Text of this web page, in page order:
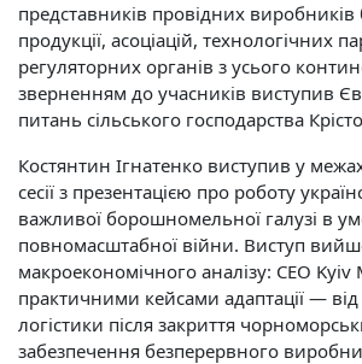
представників провідних
продукції, асоціацій, технологічних
регуляторних органів з усього
зверненням до учасників виступив
питань сільського господарства
Костянтин Ігнатенко виступив у
сесії з презентацією про роботу
важливої борошномельної галузі в
повномасштабної війни. Виступ
макроекономічного аналізу: CEO Kyiv
практичними кейсами адаптації —
логістики після закриття
забезпечення безперервного